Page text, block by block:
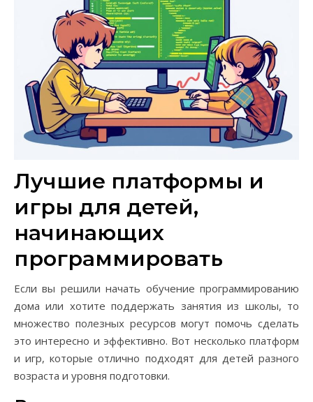
Лучшие платформы и
игры для детей,
начинающих
программировать
Если вы решили начать обучение программированию
дома или хотите поддержать занятия из школы, то
множество полезных ресурсов могут помочь сделать
это интересно и эффективно. Вот несколько платформ
и игр, которые отлично подходят для детей разного
возраста и уровня подготовки.